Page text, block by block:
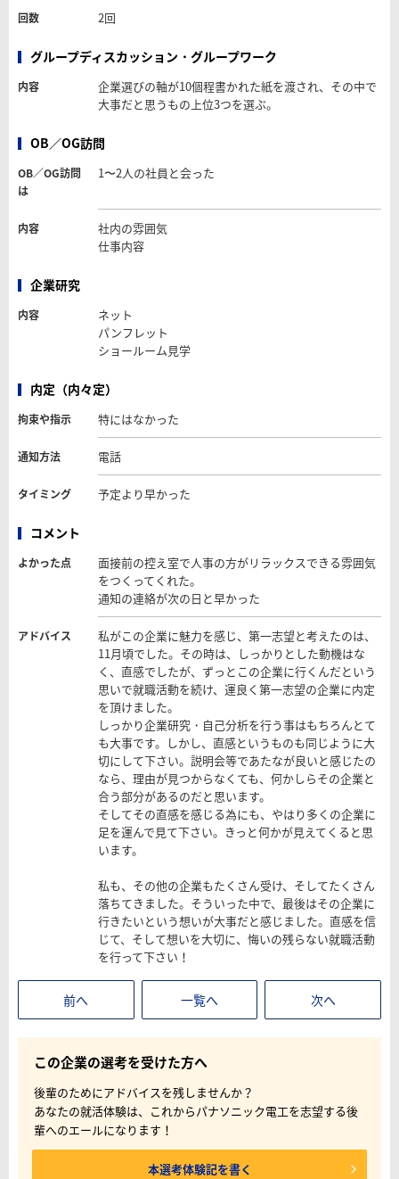
回数 2回
グループディスカッション・グループワーク
内容
企業選びの軸が10個程書かれた紙を渡され、その中で
大事だと思うもの上位3つを選ぶ。
OB／OG訪問
OB／OG訪問
は
1〜2人の社員と会った
内容
社内の雰囲気
仕事内容
企業研究
内容
ネット
パンフレット
ショールーム見学
内定（内々定）
拘束や指示 特にはなかった
通知方法 電話
タイミング 予定より早かった
コメント
よかった点
面接前の控え室で人事の方がリラックスできる雰囲気
をつくってくれた。
通知の連絡が次の日と早かった
アドバイス
私がこの企業に魅力を感じ、第一志望と考えたのは、
11月頃でした。その時は、しっかりとした動機はな
く、直感でしたが、ずっとこの企業に行くんだという
思いで就職活動を続け、運良く第一志望の企業に内定
を頂けました。
しっかり企業研究・自己分析を行う事はもちろんとて
も大事です。しかし、直感というものも同じように大
切にして下さい。説明会等であたなが良いと感じたの
なら、理由が見つからなくても、何かしらその企業と
合う部分があるのだと思います。
そしてその直感を感じる為にも、やはり多くの企業に
足を運んで見て下さい。きっと何かが見えてくると思
います。
私も、その他の企業もたくさん受け、そしてたくさん
落ちてきました。そういった中で、最後はその企業に
行きたいという想いが大事だと感じました。直感を信
じて、そして想いを大切に、悔いの残らない就職活動
を行って下さい！
前へ 一覧へ 次へ
この企業の選考を受けた方へ
後輩のためにアドバイスを残しませんか？
あなたの就活体験は、これからパナソニック電工を志望する後
輩へのエールになります！
本選考体験記を書く